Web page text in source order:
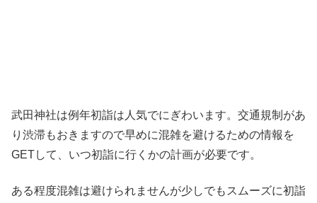
武田神社は例年初詣は人気でにぎわいます。交通規制があ
り渋滞もおきますので早めに混雑を避けるための情報を
GETして、いつ初詣に行くかの計画が必要です。
ある程度混雑は避けられませんが少しでもスムーズに初詣